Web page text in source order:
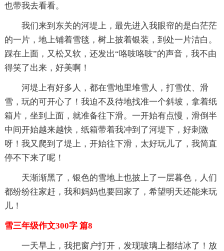
也带我去看看。
我们来到东关的河堤上，最先进入我眼帘的是白茫茫
的一片，地上铺着雪毯，树上披着银装，到处一片洁白。
踩在上面，又松又软，还发出“咯吱咯吱”的声音，我不由
得笑了出来，好美啊！
河堤上有好多人，都在雪地里堆雪人，打雪仗、滑
雪，玩的可开心了！我迫不及待地找准一个斜坡，拿着纸
箱片，坐到上面，就准备往下滑。一开始有点慢，滑倒半
中间开始越来越快，纸箱带着我冲到了河堤下，好刺激
呀！我又爬到了堤上，开始往下滑，太好玩儿了，我简直
停不下来了呢！
天渐渐黑了，银色的雪地上也披上了一层暮色，人们
都纷纷往家赶，我和妈妈也要回家了，希望明天还能来玩
儿！
雪三年级作文300字 篇8
一天早上，我把窗户打开，发现玻璃上都结冰了！放